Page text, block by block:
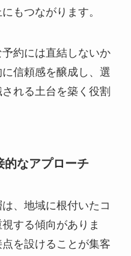
もつながります。
約には直結しないか
信頼感を醸成し、選
れる土台を築く役割
的なアプローチ
、地域に根付いたコ
する傾向がありま
を設けることが集客